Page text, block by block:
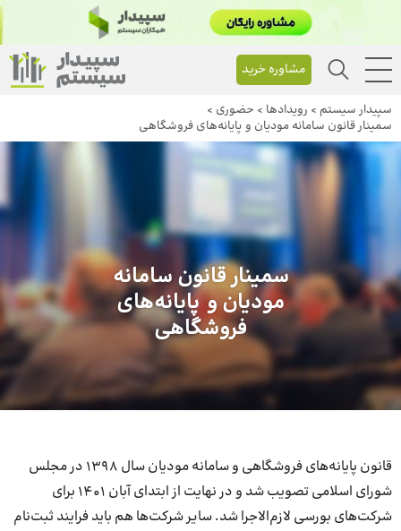
مشاوره خرید
سپیدار سیستم > رویداد‌ها > حضوری >
سمینار قانون سامانه مودیان و پایانه‌های فروشگاهی
سمینار قانون سامانه
مودیان و پایانه‌های
فروشگاهی
قانون پایانه‌های فروشگاهی و سامانه مودیان سال 1398 در مجلس
شورای اسلامی تصویب شد و در نهایت از ابتدای آبان 1401 برای
شرکت‌های بورسی لازم‌الاجرا شد. سایر شرکت‌ها هم باید فرایند ثبت‌نام